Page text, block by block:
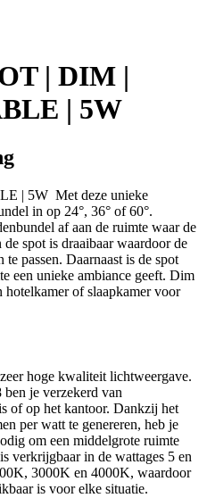
| DIM |
| 5W
| 5W Met deze unieke
in op 24°, 36° of 60°.
af aan de ruimte waar de
spot is draaibaar waardoor de
passen. Daarnaast is de spot
een unieke ambiance geeft. Dim
of slaapkamer voor
hoge kwaliteit lichtweergave.
je verzekerd van
of op het kantoor. Dankzij het
per watt te genereren, heb je
om een middelgrote ruimte
verkrijgbaar in de wattages 5 en
3000K en 4000K, waardoor
is voor elke situatie.